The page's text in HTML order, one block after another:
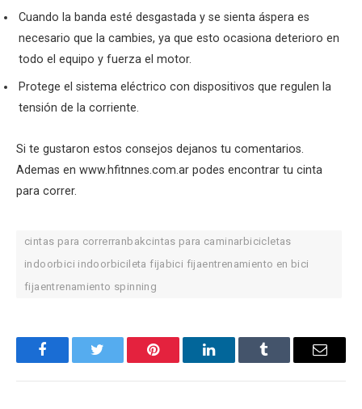
Cuando la banda esté desgastada y se sienta áspera es
necesario que la cambies, ya que esto ocasiona deterioro en
todo el equipo y fuerza el motor.
Protege el sistema eléctrico con dispositivos que regulen la
tensión de la corriente.
Si te gustaron estos consejos dejanos tu comentarios.
Ademas en www.hfitnnes.com.ar podes encontrar tu cinta
para correr.
cintas para correrranbakcintas para caminarbicicletas
indoorbici indoorbicileta fijabici fijaentrenamiento en bici
fijaentrenamiento spinning
FacebookTwitter Pinterest LinkedInTumblr Email